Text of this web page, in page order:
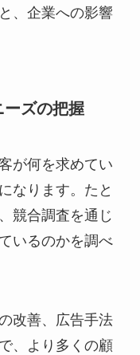
、企業への影響
ーズの把握
が何を求めてい
なります。たと
競合調査を通じ
いるのかを調べ
改善、広告手法
、より多くの顧